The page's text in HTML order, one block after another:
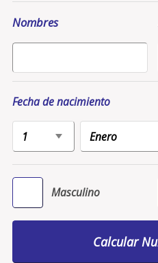
Nombres
Fecha de nacimiento
Masculino